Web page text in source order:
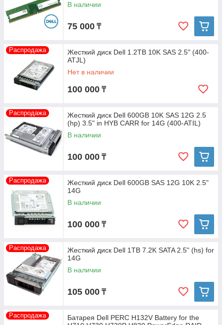
В наличии
75 000 ₸
Распродажа
Жесткий диск Dell 1.2TB 10K SAS 2.5" (400-
ATJL)
Нет в наличии
100 000 ₸
Распродажа
Жесткий диск Dell 600GB 10K SAS 12G 2.5
(hp) 3.5" in HYB CARR for 14G (400-ATIL)
В наличии
100 000 ₸
Распродажа
Жесткий диск Dell 600GB SAS 12G 10K 2.5"
14G
В наличии
100 000 ₸
Распродажа
Жесткий диск Dell 1TB 7.2K SATA 2.5" (hs) for
14G
В наличии
105 000 ₸
Распродажа
Батарея Dell PERC H132V Battery for the